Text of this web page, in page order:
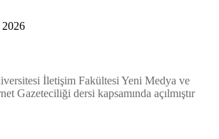
2026
İletişim Fakültesi Yeni Medya ve
Gazeteciliği dersi kapsamında açılmıştır